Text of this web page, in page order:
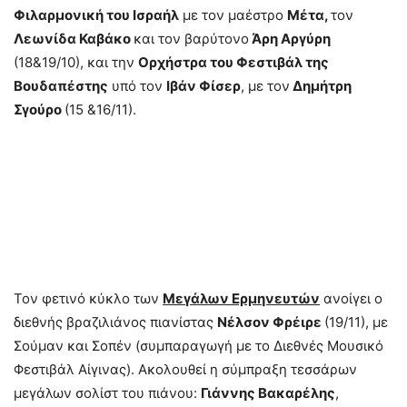
Φιλαρμονική του Ισραήλ με τον μαέστρο Μέτα,τον
Λεωνίδα Καβάκο και τον βαρύτονο Άρη Αργύρη
(18&19/10), και την Ορχήστρα του Φεστιβάλ της
Βουδαπέστης υπό τον Ιβάν Φίσερ, με τον Δημήτρη
Σγούρο (15 &16/11).
Τον φετινό κύκλο των Μεγάλων Ερμηνευτών ανοίγει ο
διεθνής βραζιλιάνος πιανίστας Νέλσον Φρέιρε (19/11), με
Σούμαν και Σοπέν (συμπαραγωγή με το Διεθνές Μουσικό
Φεστιβάλ Αίγινας). Ακολουθεί η σύμπραξη τεσσάρων
μεγάλων σολίστ του πιάνου: Γιάννης Βακαρέλης,